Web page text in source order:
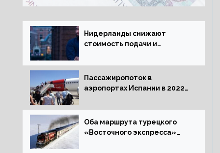
Нидерланды снижают
стоимость подачи и
жительство
Пассажиропоток в
аэропортах Испании в 2022
процентов
Оба маршрута турецкого
«Восточного экспресса»